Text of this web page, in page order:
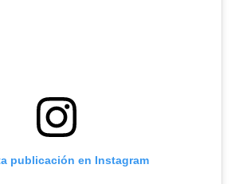
publicación en Instagram